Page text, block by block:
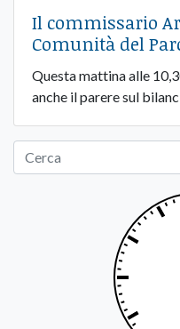
Il commissario
Comunità del
Questa mattina alle
anche il parere sul